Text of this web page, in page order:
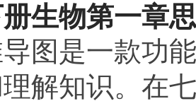
生物第一章
图是一款功
解知识。在